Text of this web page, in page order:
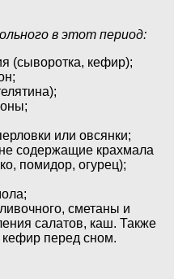
в этот период:
(сыворотка, кефир);
или овсянки;
содержащие крахмала
помидор, огурец);
сметаны и
салатов, каш. Также
кефир перед сном.